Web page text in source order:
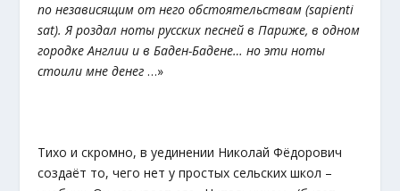
по независящим от него обстоятельствам (sapienti
sat). Я роздал ноты русских песней в Париже, в одном
городке Англии и в Баден-Бадене… но эти ноты
стоили мне денег …»
Тихо и скромно, в уединении Николай Фёдорович
создаёт то, чего нет у простых сельских школ –